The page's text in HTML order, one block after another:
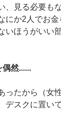
、見る必要も
にか2人でお
いほうがいい
然......
ったから（女
デスクに置い